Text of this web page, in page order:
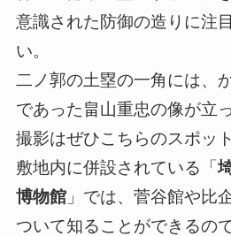
意識された防御の造りに注
い。
二ノ郭の土塁の一角には、
であった畠山重忠の像が立
撮影はぜひこちらのスポット
敷地内に併設されている「
博物館」では、菅谷館や比
ついて知ることができるの